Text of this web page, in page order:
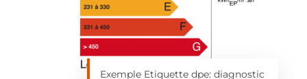
Exemple Etiquette dpe: diagnostic